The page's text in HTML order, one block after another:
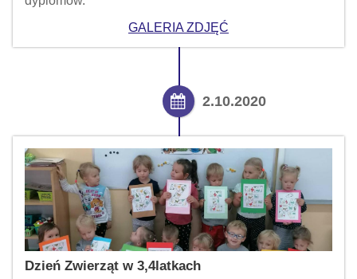
GALERIA ZDJĘĆ
2.10.2020
Dzień Zwierząt w 3,4latkach